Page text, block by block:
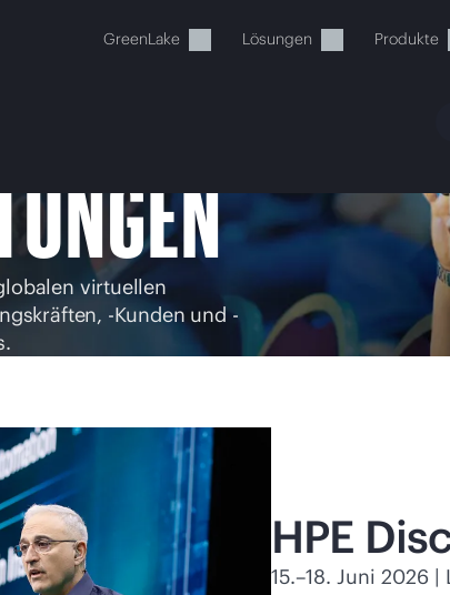
GreenLake Lösungen Produkte
Ihr Warenkorb ist aktuell
virtuellen
-Kunden und -
HPE
15.–18. Juni 2026 |